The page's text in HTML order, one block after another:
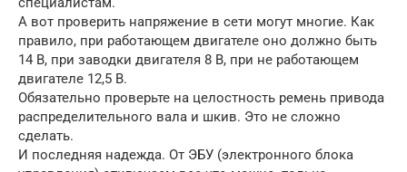
А вот проверить напряжение в сети могут многие. Как
правило, при работающем двигателе оно должно быть
14 В, при заводки двигателя 8 В, при не работающем
двигателе 12,5 В.
Обязательно проверьте на целостность ремень привода
распределительного вала и шкив. Это не сложно
сделать.
И последняя надежда. От ЭБУ (электронного блока